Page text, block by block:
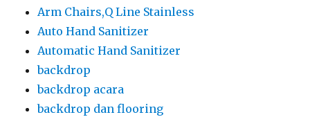
Arm Chairs,Q Line Stainless
Auto Hand Sanitizer
Automatic Hand Sanitizer
backdrop
backdrop acara
backdrop dan flooring